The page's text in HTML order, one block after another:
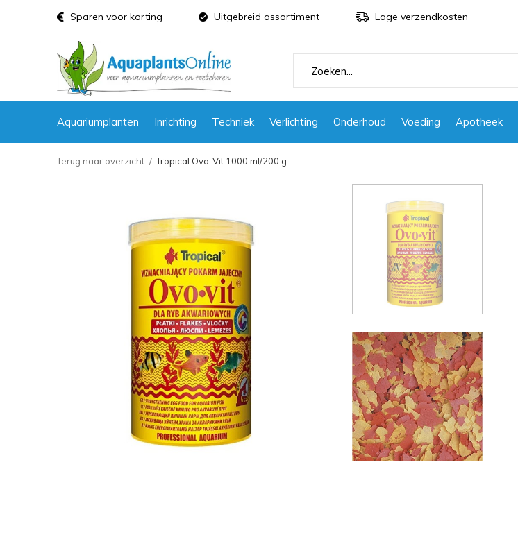
Aquariumplanten Inrichting Techniek Verlichting Onderhoud Voeding Apotheek
Sparen voor korting Uitgebreid assortiment Lage verzendkosten
Terug naar overzicht Tropical Ovo-Vit 1000 ml/200 g